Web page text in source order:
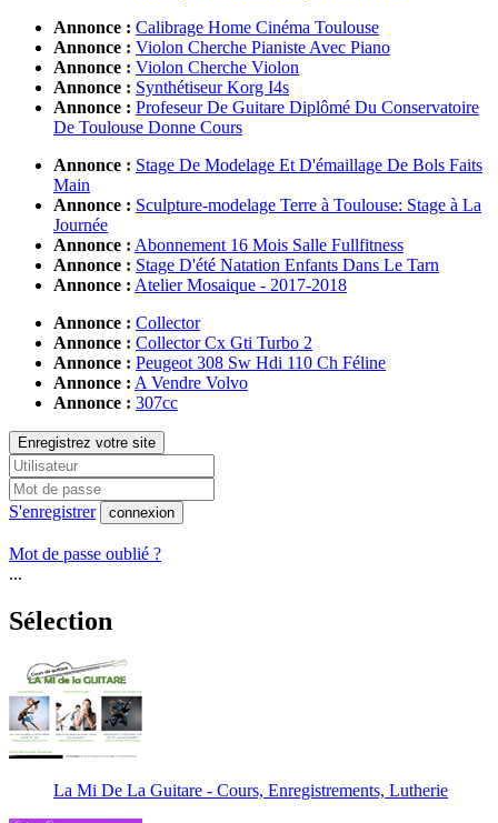
Annonce : Calibrage Home Cinéma Toulouse
Annonce : Violon Cherche Pianiste Avec Piano
Annonce : Violon Cherche Violon
Annonce : Synthétiseur Korg I4s
Annonce : Profeseur De Guitare Diplômé Du Conservatoire
De Toulouse Donne Cours
Annonce : Stage De Modelage Et D'émaillage De Bols Faits
Main
Annonce : Sculpture-modelage Terre à Toulouse: Stage à La
Journée
Annonce : Abonnement 16 Mois Salle Fullfitness
Annonce : Stage D'été Natation Enfants Dans Le Tarn
Annonce : Atelier Mosaique - 2017-2018
Annonce : Collector
Annonce : Collector Cx Gti Turbo 2
Annonce : Peugeot 308 Sw Hdi 110 Ch Féline
Annonce : A Vendre Volvo
Annonce : 307cc
Enregistrez votre site
S'enregistrer connexion
Mot de passe oublié ?
...
Sélection
La Mi De La Guitare - Cours, Enregistrements, Lutherie